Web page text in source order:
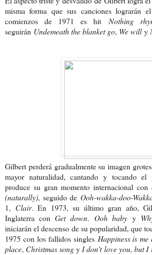
misma forma que sus canciones lograrán
comienzos de 1971 es hit Nothing
seguirán Undemeath the blanket go, We willy
Gilbert perderá gradualmente su imagen
mayor naturalidad, cantando y tocando
produce su gran momento internacional
(naturally), seguido de Ooh-wakka-doo-
1, Clair. En 1973, su último gran año,
Inglaterra conGet down. Ooh baby y
iniciarán el descenso de su popularidad, que
1975 con los fallidos singles Happiness is
place, Christmas songy I don’t love you, but I